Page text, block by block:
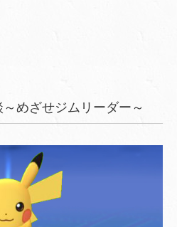
めざせジムリーダー～